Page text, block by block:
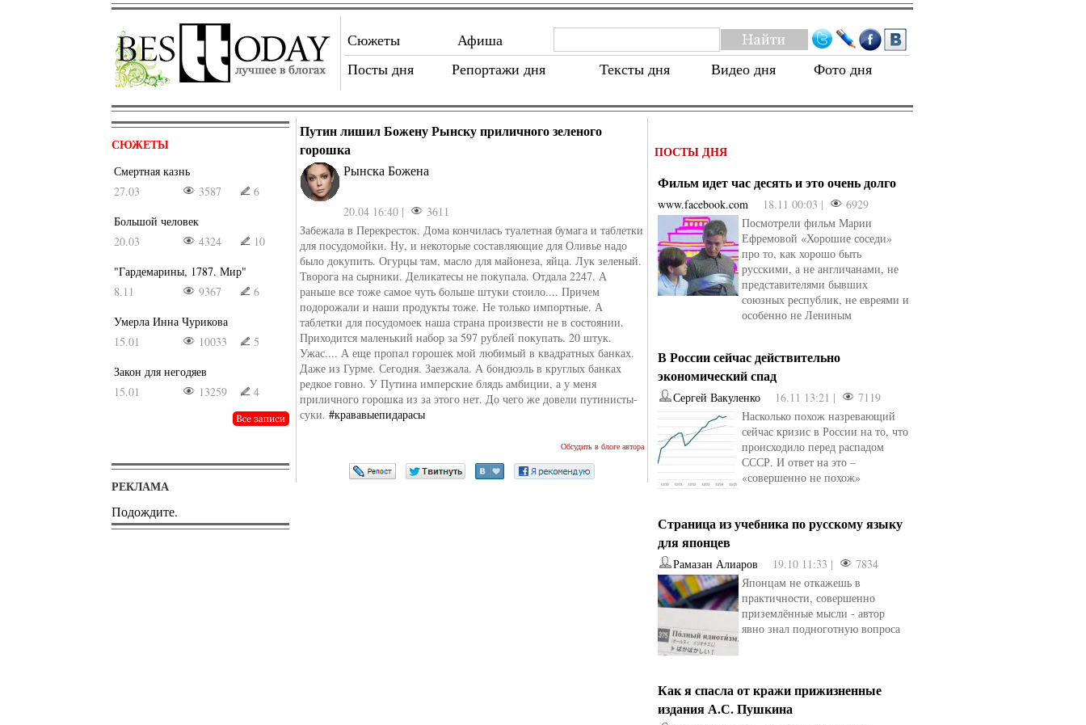
Сюжеты
Афиша
Посты дня
Репортажи дня Тексты дня Видео дня Фото дня
СЮЖЕТЫ
Смертная казнь
27.03
3587
6
Большой человек
20.03
4324
10
"Гардемарины, 1787. Мир"
8.11
9367
6
Умерла Инна Чурикова
15.01
10033
5
Закон для негодяев
15.01
13259 4
РЕКЛАМА
Подождите.
Путин лишил Божену Рынску приличного зеленого
горошка
Рынска Божена
20.04 16:40 |
3611
Забежала в Перекресток. Дома кончилась туалетная бумага и таблетки
для посудомойки. Ну, и некоторые составляющие для Оливье надо
было докупить. Огурцы там, масло для майонеза, яйца. Лук зеленый.
Творога на сырники. Деликатесы не покупала. Отдала 2247. А
раньше все тоже самое чуть больше штуки стоило.... Причем
подорожали и наши продукты тоже. Не только импортные. А
таблетки для посудомоек наша страна произвести не в состоянии.
Приходится маленький набор за 597 рублей покупать. 20 штук.
Ужас.... А еще пропал горошек мой любимый в квадратных банках.
Даже из Гурме. Сегодня. Заезжала. А бондюэль в круглых банках
редкое говно. У Путина имперские блядь амбиции, а у меня
приличного горошка из за этого нет. До чего же довели путинисты-
суки.‪#‎крававыепидарасы‬
Обсудить в блоге автора
ПОСТЫ ДНЯ
Фильм идет час десять и это очень долго
www.facebook.com 18.11 00:03 |
6929
Посмотрели фильм Марии
Ефремовой «Хорошие соседи»
про то, как хорошо быть
русскими, а не англичанами, не
представителями бывших
союзных республик, не евреями и
особенно не Лениным
В России сейчас действительно
экономический спад
Сергей Вакуленко 16.11 13:21 |
7119
Насколько похож назревающий
сейчас кризис в России на то, что
происходило перед распадом
СССР. И ответ на это –
«совершенно не похож»
Страница из учебника по русскому языку
для японцев
Рамазан Алиаров 19.10 11:33 |
7834
Японцам не откажешь в
практичности, совершенно
приземлённые мысли - автор
явно знал подноготную вопроса
Как я спасла от кражи прижизненные
издания А.С. Пушкина